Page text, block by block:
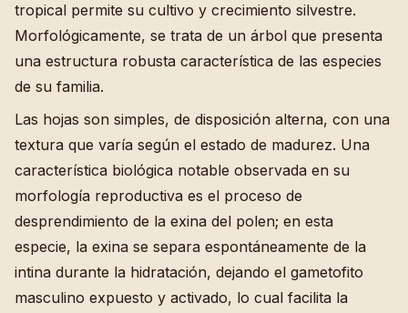
tropical permite su cultivo y crecimiento silvestre.
Morfológicamente, se trata de un árbol que presenta
una estructura robusta característica de las especies
de su familia.
Las hojas son simples, de disposición alterna, con una
textura que varía según el estado de madurez. Una
característica biológica notable observada en su
morfología reproductiva es el proceso de
desprendimiento de la exina del polen; en esta
especie, la exina se separa espontáneamente de la
intina durante la hidratación, dejando el gametofito
masculino expuesto y activado, lo cual facilita la